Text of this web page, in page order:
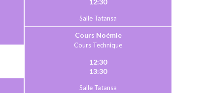
12:30
Salle Tatansa
Cours Noémie
Cours Technique
12:30
13:30
Salle Tatansa